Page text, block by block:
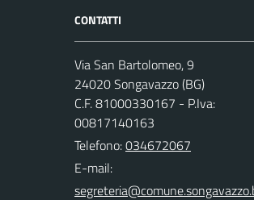
CONTATTI
Via San Bartolomeo, 9
24020 Songavazzo (BG)
C.F. 81000330167 - P.Iva:
00817140163
Telefono:034672067
E-mail: